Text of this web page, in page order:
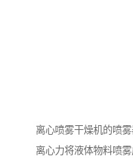
离心喷雾干燥机的喷
离心力将液体物料喷雾